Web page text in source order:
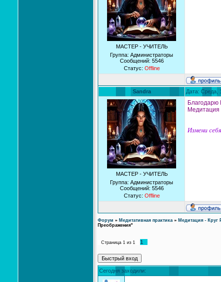
МАСТЕР - УЧИТЕЛЬ
Группа: Администраторы
Сообщений: 5546
Статус: Offline
Sandra Дата: Среда,
МАСТЕР - УЧИТЕЛЬ
Группа: Администраторы
Сообщений: 5546
Статус: Offline
Измени
Форум » Медитативная практика » Медитация - Круг
Преображения"
Страница 1 из 1 1
Сегодня заходили: